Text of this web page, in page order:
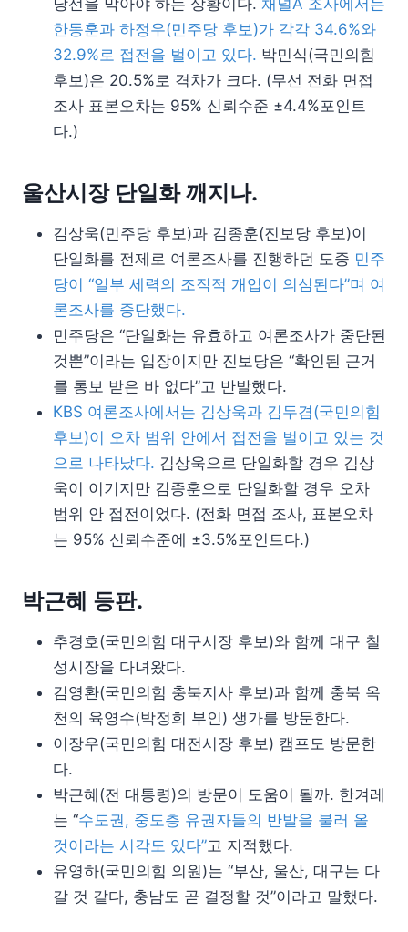
당선을 막아야 하는 상황이다. 채널A 조사에서는
한동훈과 하정우(민주당 후보)가 각각 34.6%와
32.9%로 접전을 벌이고 있다. 박민식(국민의힘
후보)은 20.5%로 격차가 크다. (무선 전화 면접
조사 표본오차는 95% 신뢰수준 ±4.4%포인트
다.)
울산시장 단일화 깨지나.
김상욱(민주당 후보)과 김종훈(진보당 후보)이
단일화를 전제로 여론조사를 진행하던 도중 민주
당이 “일부 세력의 조직적 개입이 의심된다”며 여
론조사를 중단했다.
민주당은 “단일화는 유효하고 여론조사가 중단된
것뿐”이라는 입장이지만 진보당은 “확인된 근거
를 통보 받은 바 없다”고 반발했다.
KBS 여론조사에서는 김상욱과 김두겸(국민의힘
후보)이 오차 범위 안에서 접전을 벌이고 있는 것
으로 나타났다. 김상욱으로 단일화할 경우 김상
욱이 이기지만 김종훈으로 단일화할 경우 오차
범위 안 접전이었다. (전화 면접 조사, 표본오차
는 95% 신뢰수준에 ±3.5%포인트다.)
박근혜 등판.
추경호(국민의힘 대구시장 후보)와 함께 대구 칠
성시장을 다녀왔다.
김영환(국민의힘 충북지사 후보)과 함께 충북 옥
천의 육영수(박정희 부인) 생가를 방문한다.
이장우(국민의힘 대전시장 후보) 캠프도 방문한
다.
박근혜(전 대통령)의 방문이 도움이 될까. 한겨레
는 “수도권, 중도층 유권자들의 반발을 불러 올
것이라는 시각도 있다”고 지적했다.
유영하(국민의힘 의원)는 “부산, 울산, 대구는 다
갈 것 같다, 충남도 곧 결정할 것”이라고 말했다.